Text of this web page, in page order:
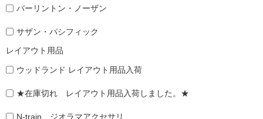
バーリントン・ノーザン
サザン・パシフィック
レイアウト用品
ウッドランド レイアウト用品入荷
★在庫切れ レイアウト用品入荷しました。★
N-train ジオラマアクセサリ